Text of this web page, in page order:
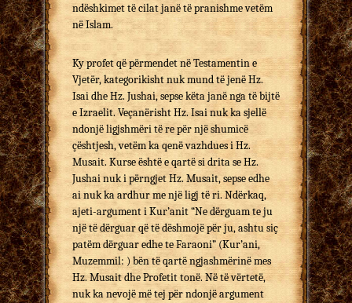
ndëshkimet të cilat janë të pranishme vetëm
në Islam.
Ky profet që përmendet në Testamentin e
Vjetër, kategorikisht nuk mund të jenë Hz.
Isai dhe Hz. Jushai, sepse këta janë nga të bijtë
e Izraelit. Veçanërisht Hz. Isai nuk ka sjellë
ndonjë ligjshmëri të re për një shumicë
çështjesh, vetëm ka qenë vazhdues i Hz.
Musait. Kurse është e qartë si drita se Hz.
Jushai nuk i përngjet Hz. Musait, sepse edhe
ai nuk ka ardhur me një ligj të ri. Ndërkaq,
ajeti-argument i Kur’anit “Ne dërguam te ju
një të dërguar që të dëshmojë për ju, ashtu siç
patëm dërguar edhe te Faraoni” (Kur’ani,
Muzemmil: ) bën të qartë ngjashmërinë mes
Hz. Musait dhe Profetit tonë. Në të vërtetë,
nuk ka nevojë më tej për ndonjë argument